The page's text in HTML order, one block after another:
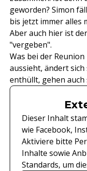
geworden? Simon
bis jetzt immer alles
Aber auch hier ist
"vergeben".
Was bei der
aussieht, ändert
enthüllt, gehen auch
Dieser Inhalt
wie Facebook,
Aktiviere bitte
Inhalte sowie
Standards, um